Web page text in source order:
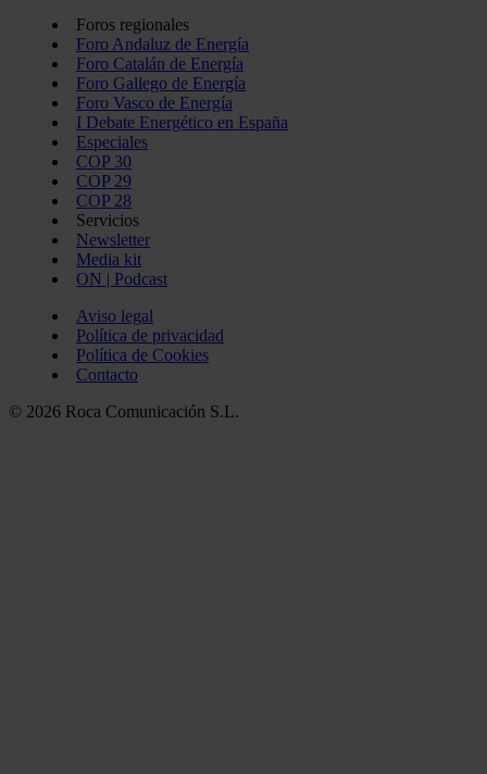
Foros regionales
Foro Andaluz de Energía
Foro Catalán de Energía
Foro Gallego de Energía
Foro Vasco de Energía
I Debate Energético en España
Especiales
COP 30
COP 29
COP 28
Servicios
Newsletter
Media kit
ON | Podcast
Aviso legal
Política de privacidad
Política de Cookies
Contacto
© 2026 Roca Comunicación S.L.